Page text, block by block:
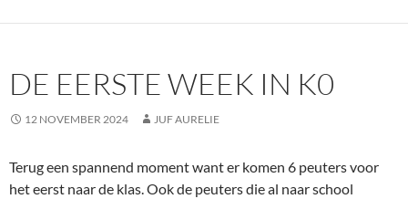
DE EERSTE WEEK IN K0
12 NOVEMBER 2024 JUF AURELIE
Terug een spannend moment want er komen 6 peuters voor
het eerst naar de klas. Ook de peuters die al naar school